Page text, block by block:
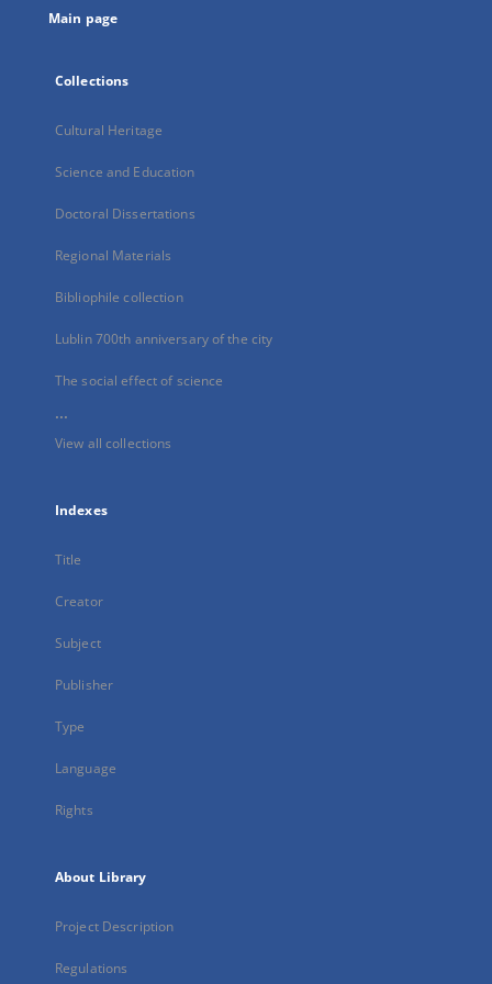
Main page
Collections
Cultural Heritage
Science and Education
Doctoral Dissertations
Regional Materials
Bibliophile collection
Lublin 700th anniversary of the city
The social effect of science
...
View all collections
Indexes
Title
Creator
Subject
Publisher
Type
Language
Rights
About Library
Project Description
Regulations